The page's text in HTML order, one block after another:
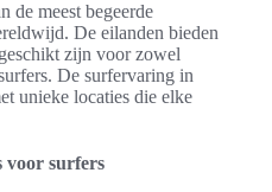
de meest begeerde
De eilanden bieden
zijn voor zowel
De surfervaring in
unieke locaties die elke
voor surfers